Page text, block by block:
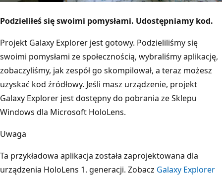
Podzieliłeś się swoimi pomysłami. Udostępniamy kod.
Projekt Galaxy Explorer jest gotowy. Podzieliliśmy się
swoimi pomysłami ze społecznością, wybraliśmy aplikację,
zobaczyliśmy, jak zespół go skompilował, a teraz możesz
uzyskać kod źródłowy. Jeśli masz urządzenie, projekt
Galaxy Explorer jest dostępny do pobrania ze Sklepu
Windows dla Microsoft HoloLens.
Uwaga
Ta przykładowa aplikacja została zaprojektowana dla
urządzenia HoloLens 1. generacji. Zobacz Galaxy Explorer